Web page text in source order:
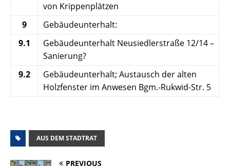
von Krippenplätzen
9
Gebäudeunterhalt:
9.1
Gebäudeunterhalt Neusiedlerstraße 12/14 –
Sanierung?
9.2
Gebäudeunterhalt; Austausch der alten
Holzfenster im Anwesen Bgm.-Rukwid-Str. 5
AUS DEM STADTRAT
PREVIOUS